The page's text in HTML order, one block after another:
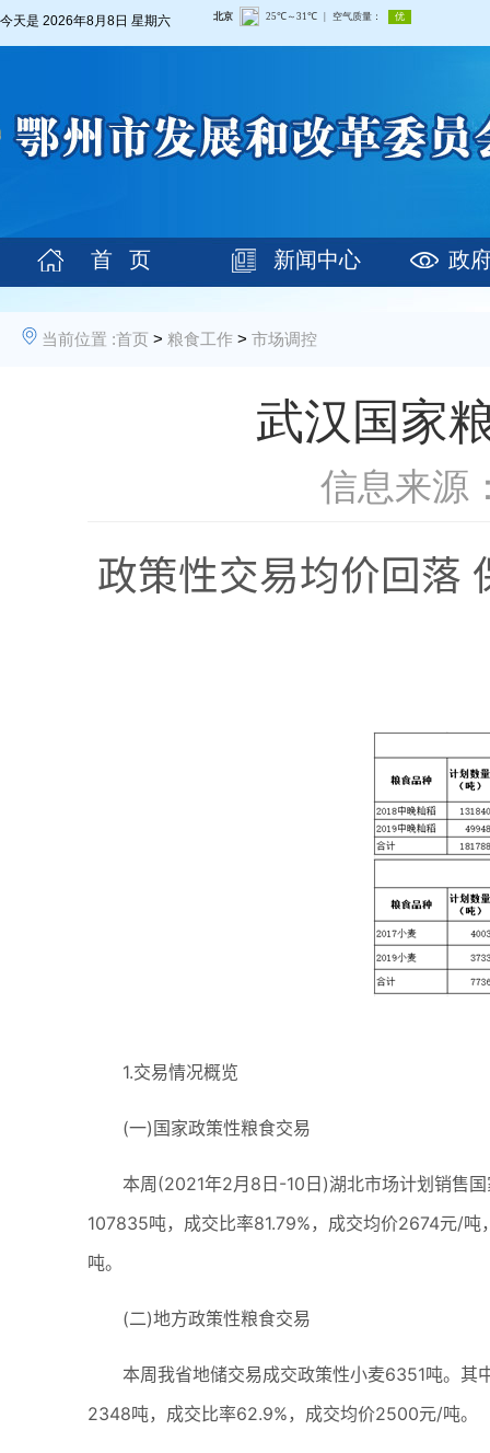
今天是 2026年8月8日 星期六
首 页 新闻中心 政
当前位置 :首页 > 粮食工作 > 市场调控
武汉国家
信息来源
政策性交易均价回落
1.交易情况概览
(一)国家政策性粮食交易
本周(2021年2月8日-10日)湖北市场计划销售
107835吨，成交比率81.79%，成交均价2674元/
吨。
(二)地方政策性粮食交易
本周我省地储交易成交政策性小麦6351吨。
2348吨，成交比率62.9%，成交均价2500元/吨。